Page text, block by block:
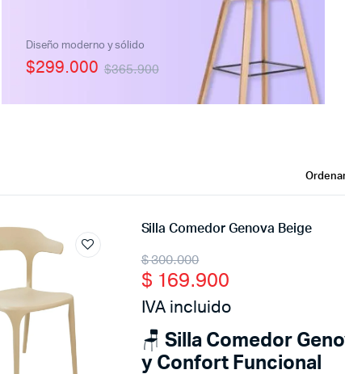
Diseño moderno y sólido
$365.900
$299.000
Silla Comedor Genova Beige
$300.000
Original
price
was:
$ 300.000.
$ 169.900
Current
price
is:
$ 169.900.
IVA incluido
🪑 Silla Comedor
y Confort Funcional